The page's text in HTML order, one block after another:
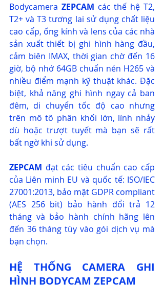
Bodycamera ZEPCAM các thế hệ T2,
T2+ và T3 tương lai sử dụng chất liệu
cao cấp, ống kính và lens của các nhà
sản xuất thiết bị ghi hình hàng đầu,
cảm biên IMAX, thời gian chờ đến 16
giờ, bộ nhớ 64GB chuẩn nén H265 và
nhiều điểm mạnh kỹ thuật khác. Đặc
biệt, khả năng ghi hình ngay cả ban
đêm, di chuyển tốc độ cao nhưng
trên mô tô phân khối lớn, lính nhảy
dù hoặc trượt tuyết mà bạn sẽ rất
bất ngờ khi sử dụng.
ZEPCAM đạt các tiêu chuẩn cao cấp
của Liên minh EU và quốc tế: ISO/IEC
27001:2013, bảo mật GDPR compliant
(AES 256 bit) bảo hành đổi trả 12
tháng và bảo hành chính hãng lên
đến 36 tháng tùy vào gói dịch vụ mà
bạn chọn.
HỆ THỐNG CAMERA GHI
HÌNH BODYCAM ZEPCAM